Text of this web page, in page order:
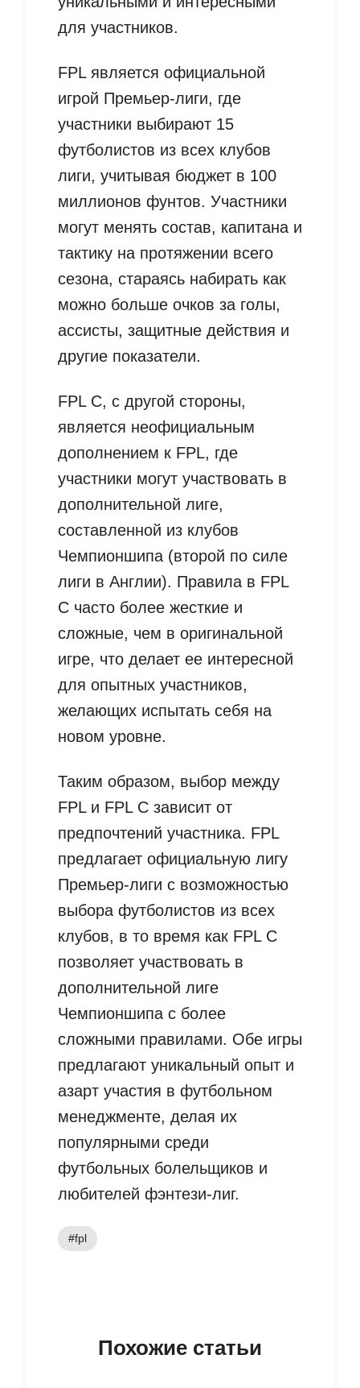
для участников.
FPL является официальной
игрой Премьер-лиги, где
участники выбирают 15
футболистов из всех клубов
лиги, учитывая бюджет в 100
миллионов фунтов. Участники
могут менять состав, капитана и
тактику на протяжении всего
сезона, стараясь набирать как
можно больше очков за голы,
ассисты, защитные действия и
другие показатели.
FPL C, с другой стороны,
является неофициальным
дополнением к FPL, где
участники могут участвовать в
дополнительной лиге,
составленной из клубов
Чемпионшипа (второй по силе
лиги в Англии). Правила в FPL
C часто более жесткие и
сложные, чем в оригинальной
игре, что делает ее интересной
для опытных участников,
желающих испытать себя на
новом уровне.
Таким образом, выбор между
FPL и FPL C зависит от
предпочтений участника. FPL
предлагает официальную лигу
Премьер-лиги с возможностью
выбора футболистов из всех
клубов, в то время как FPL C
позволяет участвовать в
дополнительной лиге
Чемпионшипа с более
сложными правилами. Обе игры
предлагают уникальный опыт и
азарт участия в футбольном
менеджменте, делая их
популярными среди
футбольных болельщиков и
любителей фэнтези-лиг.
#fpl
Похожие статьи